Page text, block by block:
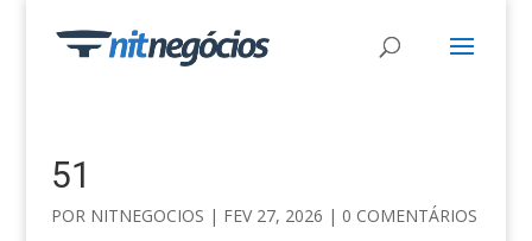
51
POR NITNEGOCIOS | FEV 27, 2026 | 0 COMENTÁRIOS